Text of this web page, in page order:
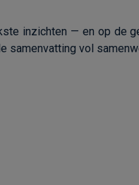
inzichten — en op de
vol